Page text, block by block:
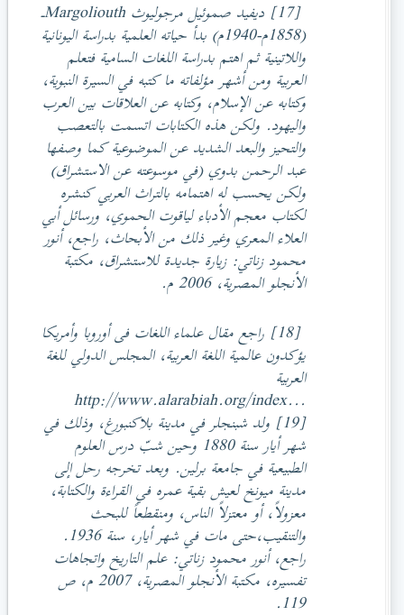
[17] ديفيد صموئيل مرجوليوث Margoliouthـ
(1858م-1940م) بدأ حياته العلمية بدراسة اليونانية
واللاتينية ثم اهتم بدراسة اللغات السامية فتعلم
العربية ومن أشهر مؤلفاته ما كتبه في السيرة النبوية،
وكتابه عن الإسلام، وكتابه عن العلاقات بين العرب
واليهود. ولكن هذه الكتابات اتسمت بالتعصب
والتحيز والبعد الشديد عن الموضوعية كما وصفها
عبد الرحمن بدوي (في موسوعته عن الاستشراق)
ولكن يحسب له اهتمامه بالتراث العربي كنشره
لكتاب معجم الأدباء لياقوت الحموي، ورسائل أبي
العلاء المعري وغير ذلك من الأبحاث، راجع، أنور
محمود زناتي: زيارة جديدة للاستشراق، مكتبة
الأنجلو المصرية، 2006 م.
[18] راجع مقال علماء اللغات فى أوروبا وأمريكا
يؤكدون عالمية اللغة العربية، المجلس الدولي للغة
العربية
http://www.alarabiah.org/index...
[19] ولد شبنجلر في مدينة بلاكنبورغ، وذلك في
شهر أيار سنة 1880 وحين شبّ درس العلوم
الطبيعية في جامعة برلين. وبعد تخرجه رحل إلى
مدينة ميونخ لعيش بقية عمره في القراءة والكتابة،
معزولاً، أو معتزلاً الناس، ومنقطعاً للبحث
والتنقيب،حتى مات في شهر أيار، سنة 1936.
راجع، أنور محمود زناتي: علم التاريخ واتجاهات
تفسيره، مكتبة الأنجلو المصرية، 2007 م، ص
119.